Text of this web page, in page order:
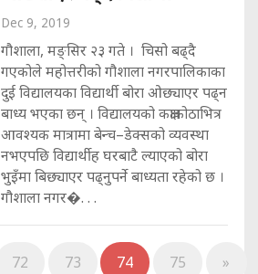
Dec 9, 2019
गौशाला, मङ्सिर २३ गते । चिसो बढ्दै
गएकोले महोत्तरीको गौशाला नगरपालिकाका
दुई विद्यालयका विद्यार्थी बोरा ओछ्याएर पढ्न
बाध्य भएका छन् । विद्यालयको कक्षाकोठाभित्र
आवश्यक मात्रामा बेन्च–डेक्सको व्यवस्था
नभएपछि विद्यार्थीह घरबाटै ल्याएको बोरा
भुइँमा बिछ्याएर पढ्नुपर्ने बाध्यता रहेको छ ।
गौशाला नगर�. . .
72 73 74 75 »